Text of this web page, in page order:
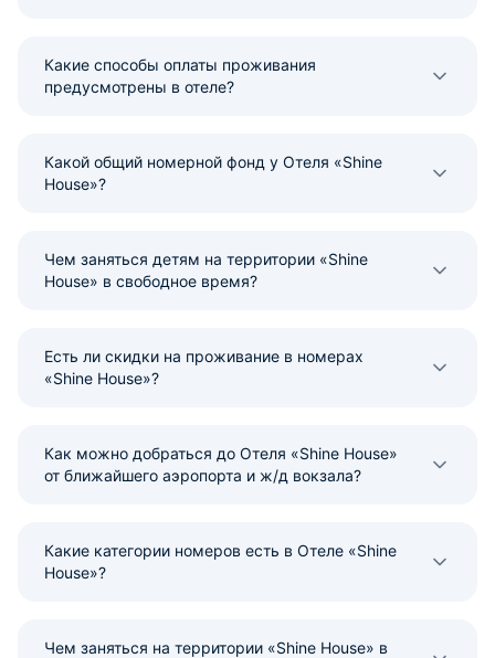
Какие способы оплаты проживания
предусмотрены в отеле?
Какой общий номерной фонд у Отеля «Shine
House»?
Чем заняться детям на территории «Shine
House» в свободное время?
Есть ли скидки на проживание в номерах
«Shine House»?
Как можно добраться до Отеля «Shine House»
от ближайшего аэропорта и ж/д вокзала?
Какие категории номеров есть в Отеле «Shine
House»?
Чем заняться на территории «Shine House» в